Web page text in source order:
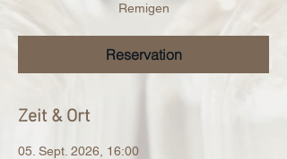
Remigen
Reservation
Zeit & Ort
05. Sept. 2026, 16:00